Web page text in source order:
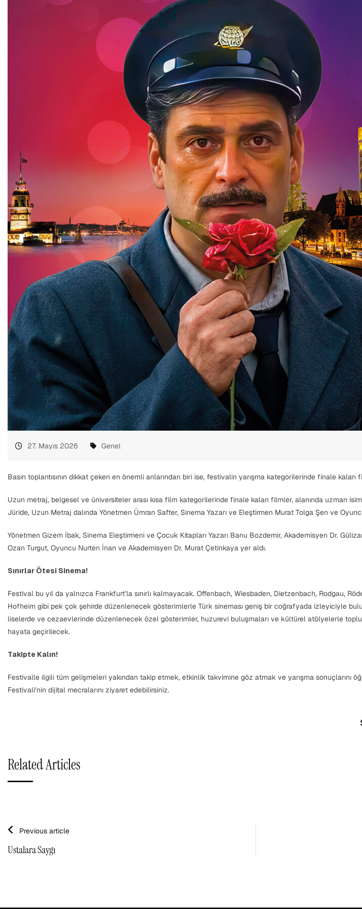
27. Mayıs 2026 Genel
Basın toplantısının dikkat çeken en önemli anlarından biri ise, festivalin yarışma kategorilerinde finale kalan
Uzun metraj, belgesel ve üniversiteler arası kısa film kategorilerinde finale kalan filmler, alanında uzman
Jüride, Uzun Metraj dalında Yönetmen Ümran Safter, Sinema Yazarı ve Eleştirmen Murat Tolga Şen ve
Yönetmen Gizem İbak, Sinema Eleştirmeni ve Çocuk Kitapları Yazarı Banu Bozdemir, Akademisyen Dr.
Ozan Turgut, Oyuncu Nurten İnan ve Akademisyen Dr. Murat Çetinkaya yer aldı.
Sınırlar Ötesi Sinema!
Festival bu yıl da yalnızca Frankfurt’la sınırlı kalmayacak. Offenbach, Wiesbaden, Dietzenbach, Rodgau,
Hofheim gibi pek çok şehirde düzenlenecek gösterimlerle Türk sineması geniş bir coğrafyada izleyiciyle
liselerde ve cezaevlerinde düzenlenecek özel gösterimler, huzurevi buluşmaları ve kültürel atölyelerle
hayata geçirilecek.
Takipte Kalın!
Festivalle ilgili tüm gelişmeleri yakından takip etmek, etkinlik takvimine göz atmak ve yarışma sonuçlarını
Festivali’nin dijital mecralarını ziyaret edebilirsiniz.
Related Articles
Previous article
Ustalara Saygı